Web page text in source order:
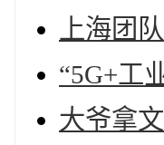
上海团
“5G+工
大爷拿